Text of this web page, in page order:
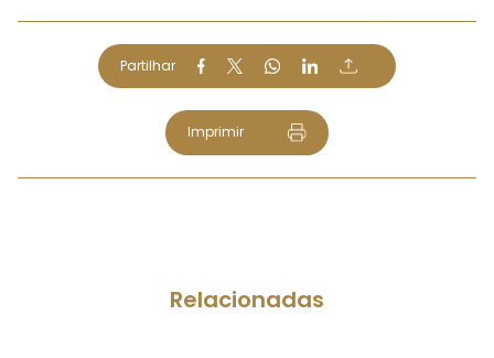
Partilhar
Imprimir
Relacionadas